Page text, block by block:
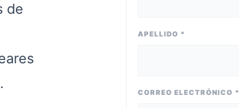
de
APELLIDO *
CORREO ELECTRÓNICO *